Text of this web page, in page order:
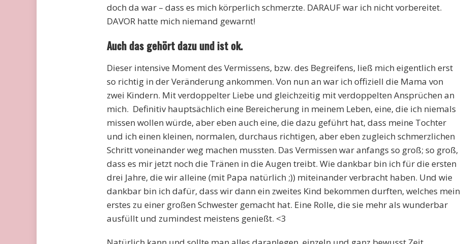
doch da war – dass es mich körperlich schmerzte. DARAUF war ich nicht vorbereitet.
DAVOR hatte mich niemand gewarnt!
Auch das gehört dazu und ist ok.
Dieser intensive Moment des Vermissens, bzw. des Begreifens, ließ mich eigentlich erst
so richtig in der Veränderung ankommen. Von nun an war ich offiziell die Mama von
zwei Kindern. Mit verdoppelter Liebe und gleichzeitig mit verdoppelten Ansprüchen an
mich. Definitiv hauptsächlich eine Bereicherung in meinem Leben, eine, die ich niemals
missen wollen würde, aber eben auch eine, die dazu geführt hat, dass meine Tochter
und ich einen kleinen, normalen, durchaus richtigen, aber eben zugleich schmerzlichen
Schritt voneinander weg machen mussten. Das Vermissen war anfangs so groß; so groß,
dass es mir jetzt noch die Tränen in die Augen treibt. Wie dankbar bin ich für die ersten
drei Jahre, die wir alleine (mit Papa natürlich ;)) miteinander verbracht haben. Und wie
dankbar bin ich dafür, dass wir dann ein zweites Kind bekommen durften, welches mein
erstes zu einer großen Schwester gemacht hat. Eine Rolle, die sie mehr als wunderbar
ausfüllt und zumindest meistens genießt. <3